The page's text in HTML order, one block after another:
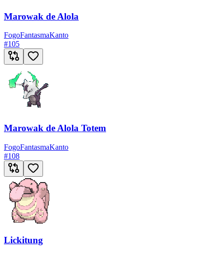
Marowak de Alola
FogoFantasmaKanto
#105
Marowak de Alola Totem
FogoFantasmaKanto
#108
Lickitung